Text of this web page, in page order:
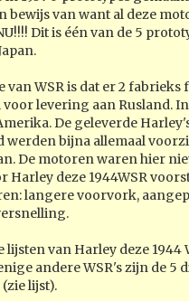
bewijs van want al deze
Dit is één van de 5
van WSR is dat er 2 fabrieks
voor levering aan Rusland.
De geleverde
werden bijna allemaal
De motoren waren hier
deze 1944WSR
langere voorvork,
lijsten van Harley deze 1944
andere WSR's zijn de 5
(zie lijst).